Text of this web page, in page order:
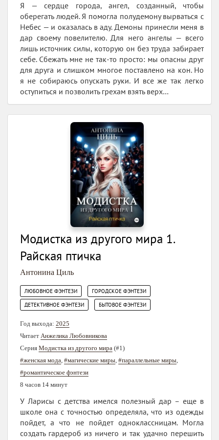
Я — сердце города, ангел, созданный, чтобы
оберегать людей. Я помогла полудемону вырваться с
Небес — и оказалась в аду. Демоны принесли меня в
дар своему повелителю. Для него ангелы — всего
лишь источник силы, которую он без труда забирает
себе. Сбежать мне не так-то просто: мы опасны друг
для друга и слишком многое поставлено на кон. Но
я не собираюсь опускать руки. И все же так легко
оступиться и позволить грехам взять верх…
Модистка из другого мира 1.
Райская птичка
Антонина Циль
ЛЮБОВНОЕ ФЭНТЕЗИ ГОРОДСКОЕ ФЭНТЕЗИ
ДЕТЕКТИВНОЕ ФЭНТЕЗИ БЫТОВОЕ ФЭНТЕЗИ
Год выхода: 2025
Читает Анжелика Любовникова
Серия Модистка из другого мира (#1)
#женская мода #магические миры #параллельные миры
#романтическое фэнтези
8 часов 14 минут
У Ларисы с детства имелся полезный дар – еще в
школе она с точностью определяла, что из одежды
пойдет, а что не пойдет одноклассницам. Могла
создать гардероб из ничего и так удачно перешить